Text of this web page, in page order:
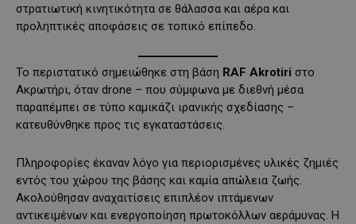
στρατιωτική κινητικότητα σε θάλασσα και αέρα και
προληπτικές αποφάσεις σε τοπικό επίπεδο.
Το περιστατικό σημειώθηκε στη βάση RAF Akrotiri στο
Ακρωτήρι, όταν drone – που σύμφωνα με διεθνή μέσα
παραπέμπει σε τύπο καμικάζι ιρανικής σχεδίασης –
κατευθύνθηκε προς τις εγκαταστάσεις.
Πληροφορίες έκαναν λόγο για περιορισμένες υλικές ζημιές
εντός του χώρου της βάσης και καμία απώλεια ζωής.
Ακολούθησαν αναχαιτίσεις επιπλέον ιπτάμενων
αντικειμένων και ενεργοποίηση πρωτοκόλλων αεράμυνας. Η